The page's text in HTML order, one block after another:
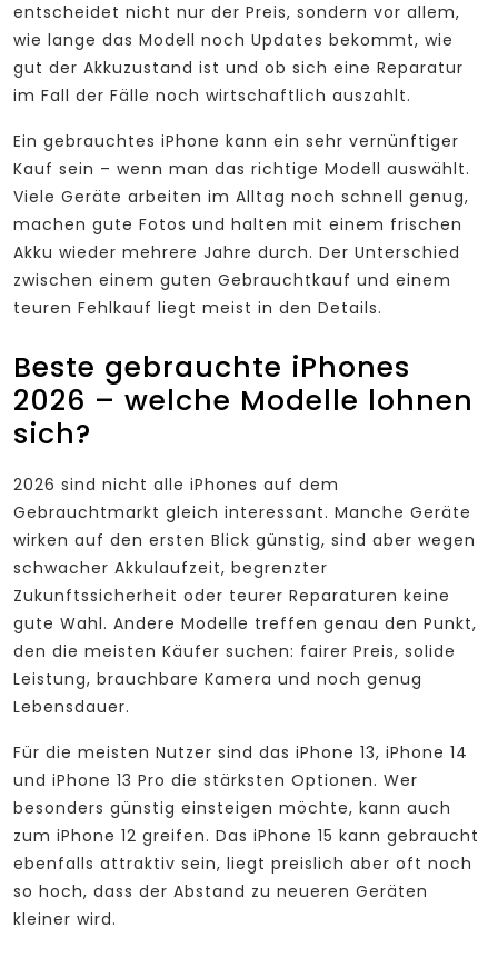
entscheidet nicht nur der Preis, sondern vor allem,
wie lange das Modell noch Updates bekommt, wie
gut der Akkuzustand ist und ob sich eine Reparatur
im Fall der Fälle noch wirtschaftlich auszahlt.
Ein gebrauchtes iPhone kann ein sehr vernünftiger
Kauf sein – wenn man das richtige Modell auswählt.
Viele Geräte arbeiten im Alltag noch schnell genug,
machen gute Fotos und halten mit einem frischen
Akku wieder mehrere Jahre durch. Der Unterschied
zwischen einem guten Gebrauchtkauf und einem
teuren Fehlkauf liegt meist in den Details.
Beste gebrauchte iPhones
2026 – welche Modelle lohnen
sich?
2026 sind nicht alle iPhones auf dem
Gebrauchtmarkt gleich interessant. Manche Geräte
wirken auf den ersten Blick günstig, sind aber wegen
schwacher Akkulaufzeit, begrenzter
Zukunftssicherheit oder teurer Reparaturen keine
gute Wahl. Andere Modelle treffen genau den Punkt,
den die meisten Käufer suchen: fairer Preis, solide
Leistung, brauchbare Kamera und noch genug
Lebensdauer.
Für die meisten Nutzer sind das iPhone 13, iPhone 14
und iPhone 13 Pro die stärksten Optionen. Wer
besonders günstig einsteigen möchte, kann auch
zum iPhone 12 greifen. Das iPhone 15 kann gebraucht
ebenfalls attraktiv sein, liegt preislich aber oft noch
so hoch, dass der Abstand zu neueren Geräten
kleiner wird.